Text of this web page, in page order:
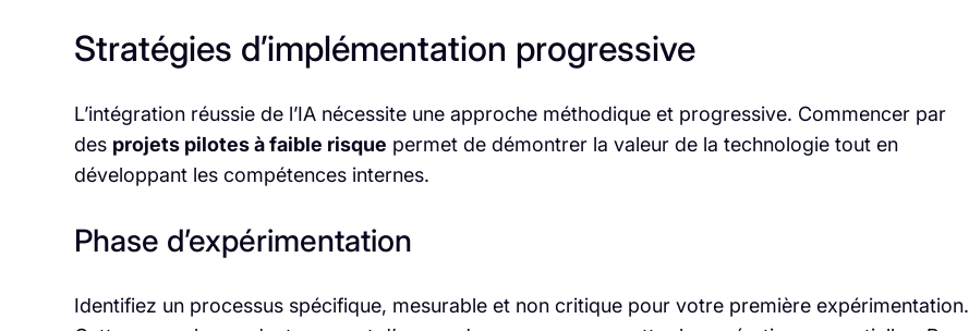
Stratégies d’implémentation progressive
L’intégration réussie de l’IA nécessite une approche méthodique et progressive. Commencer par
des projets pilotes à faible risque permet de démontrer la valeur de la technologie tout en
développant les compétences internes.
Phase d’expérimentation
Identifiez un processus spécifique, mesurable et non critique pour votre première expérimentation.